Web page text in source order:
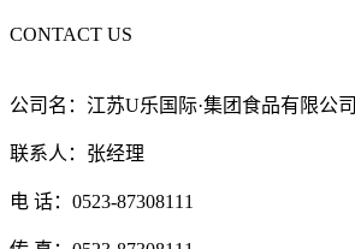
CONTACT US
公司名：江苏U乐国际·集团食品有限公司
联系人：张经理
电 话：0523-87308111